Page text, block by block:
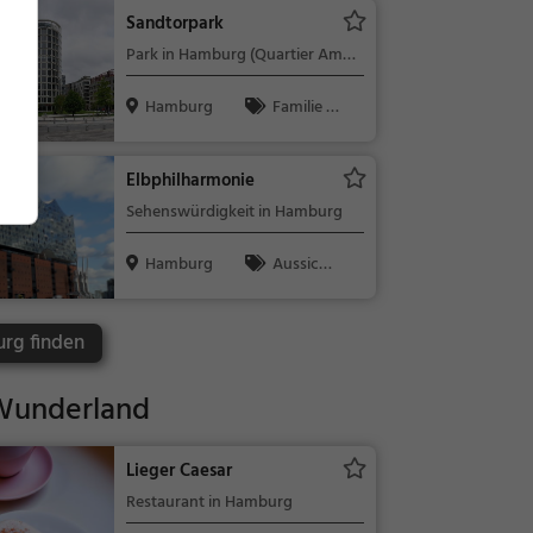
Sandtorpark
Park in Hamburg (Quartier Am
Sandtorpark/Grasbrook)
Hamburg
Familie &
Elbphilharmonie
Sehenswürdigkeit in Hamburg
Hamburg
Aussicht
finden
Lieger Caesar
Restaurant in Hamburg